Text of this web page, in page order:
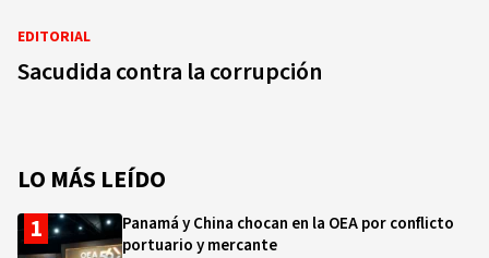
EDITORIAL
Sacudida contra la corrupción
LO MÁS LEÍDO
Panamá y China chocan en la OEA por conflicto
portuario y mercante